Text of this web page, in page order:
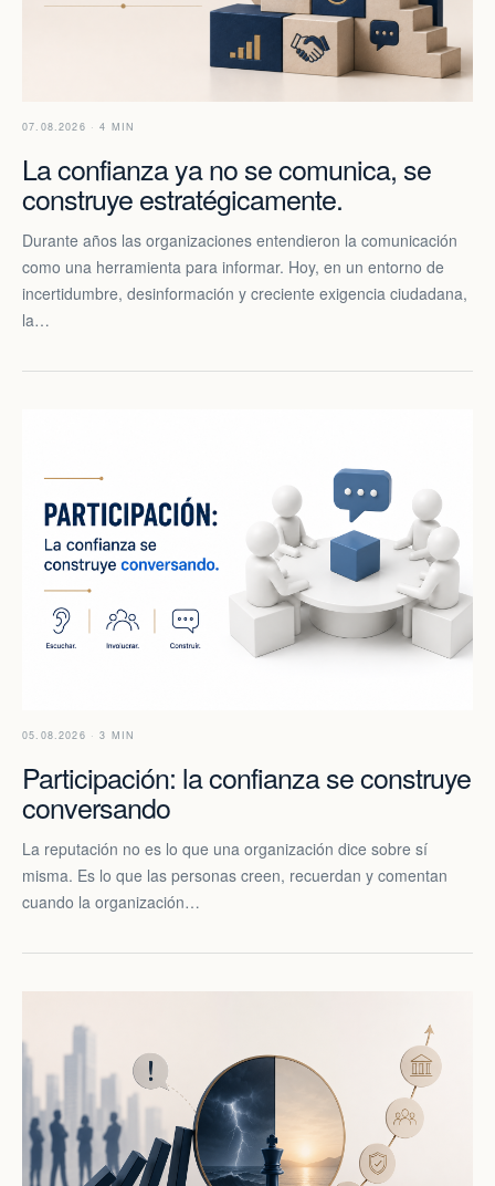
07.08.2026 · 4 MIN
La confianza ya no se comunica, se
construye estratégicamente.
Durante años las organizaciones entendieron la comunicación
como una herramienta para informar. Hoy, en un entorno de
incertidumbre, desinformación y creciente exigencia ciudadana,
la…
05.08.2026 · 3 MIN
Participación: la confianza se construye
conversando
La reputación no es lo que una organización dice sobre sí
misma. Es lo que las personas creen, recuerdan y comentan
cuando la organización…